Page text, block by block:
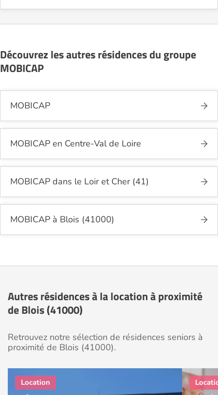
Découvrez les autres résidences du groupe
MOBICAP
MOBICAP
MOBICAP en Centre-Val de Loire
MOBICAP dans le Loir et Cher (41)
MOBICAP à Blois (41000)
Autres résidences à la location à proximité
de Blois (41000)
Retrouvez notre sélection de résidences seniors à
proximité de Blois (41000).